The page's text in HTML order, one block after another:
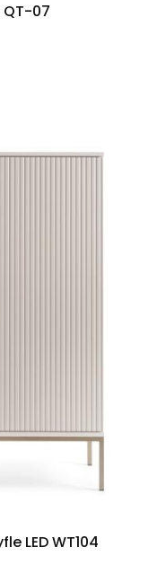
QT-07
LED WT104